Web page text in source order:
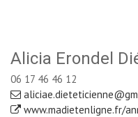
Alicia Erondel
06 17 46 46 12
www.madietenligne.fr/